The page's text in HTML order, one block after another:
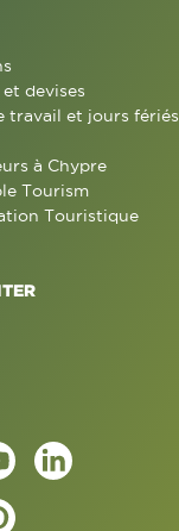
devises
travail et jours fériés
à Chypre
Tourism
Touristique